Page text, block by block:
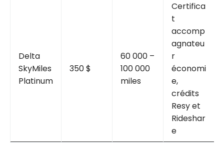
Delta
SkyMiles
Platinum
350 $
60 000 –
100 000
miles
Certifica
t
accomp
agnateu
r
économi
e,
crédits
Resy et
Rideshar
e